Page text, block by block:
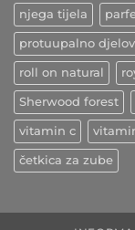
njega tijela
protuupalno
roll on natural
Sherwood forest
vitamin c
četkica za zube